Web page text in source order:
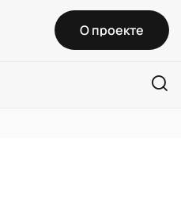
О проекте